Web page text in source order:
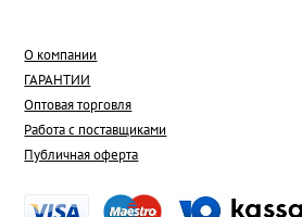
О компании
ГАРАНТИИ
Оптовая торговля
Работа с поставщиками
Публичная оферта